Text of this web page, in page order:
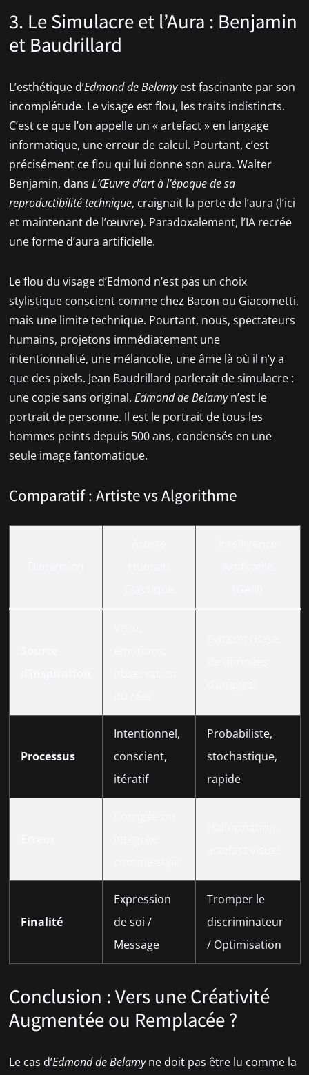
3. Le Simulacre et l’Aura : Benjamin
et Baudrillard
L’esthétique d’Edmond de Belamyest fascinante par son
incomplétude. Le visage est flou, les traits indistincts.
C’est ce que l’on appelle un « artefact » en langage
informatique, une erreur de calcul. Pourtant, c’est
précisément ce flou qui lui donne son aura. Walter
Benjamin, dans L’Œuvre d’art à l’époque de sa
reproductibilité technique, craignait la perte de l’aura (l’ici
et maintenant de l’œuvre). Paradoxalement, l’IA recrée
une forme d’aura artificielle.
Le flou du visage d’Edmond n’est pas un choix
stylistique conscient comme chez Bacon ou Giacometti,
mais une limite technique. Pourtant, nous, spectateurs
humains, projetons immédiatement une
intentionnalité, une mélancolie, une âme là où il n’y a
que des pixels. Jean Baudrillard parlerait de simulacre :
une copie sans original. Edmond de Belamyn’est le
portrait de personne. Il est le portrait de tous les
hommes peints depuis 500 ans, condensés en une
seule image fantomatique.
Comparatif : Artiste vs Algorithme
Processus
Intentionnel,
conscient,
itératif
Probabiliste,
stochastique,
rapide
Finalité
Expression
de soi /
Message
Tromper le
discriminateur
/ Optimisation
Conclusion : Vers une Créativité
Augmentée ou Remplacée ?
Le cas d’Edmond de Belamyne doit pas être lu comme la